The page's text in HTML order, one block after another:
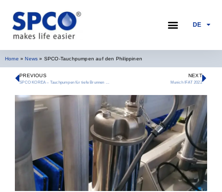
DE
Home »News » SPCO-Tauchpumpen auf den Philippinen
PREVIOUS NEXT
Munich IFAT 2022